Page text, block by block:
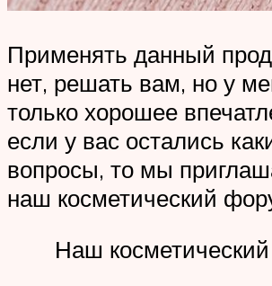
Применять данный
нет, решать вам, но у
только хорошее
если у вас остались
вопросы, то мы
наш косметический
Наш